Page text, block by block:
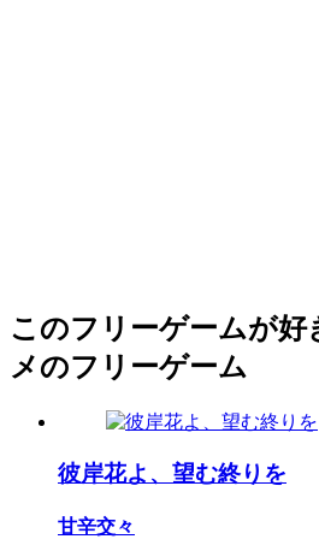
このフリーゲームが好
メのフリーゲーム
彼岸花よ、望む終りを
甘辛交々